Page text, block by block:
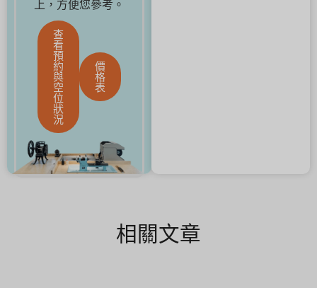
上，方便您參考。
查
看
預
約
與
空
位
狀
況
價
格
表
相關文章